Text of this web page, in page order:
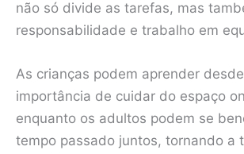
não só divide as tarefas, mas
responsabilidade e trabalho em
As crianças podem aprender
importância de cuidar do espaço
enquanto os adultos podem se
tempo passado juntos, tornando a